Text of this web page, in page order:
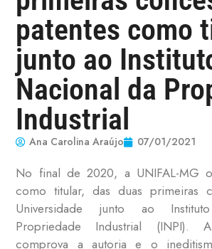
patentes como
junto ao
Nacional da
Industrial
Ana Carolina Araújo 07/01/2021
No final de 2020, a UNIFAL-MG
como titular, das duas primeiras
Universidade junto ao
Propriedade Industrial (INPI).
comprova a autoria e o